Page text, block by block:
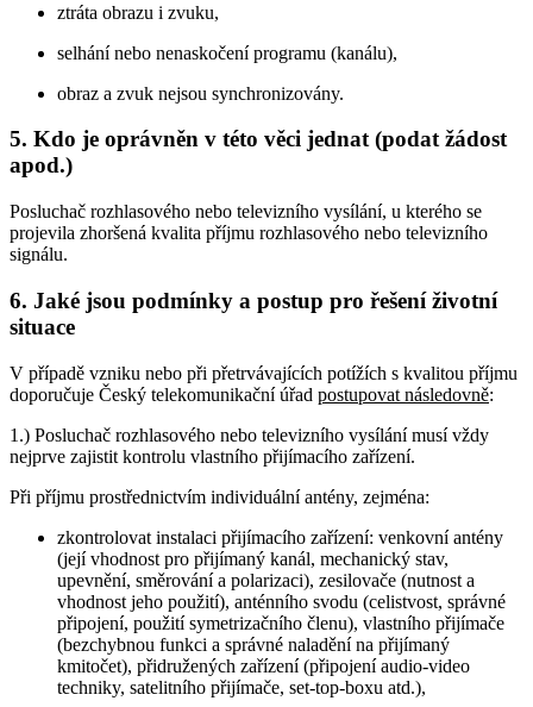
ztráta obrazu i zvuku,
selhání nebo nenaskočení programu (kanálu),
obraz a zvuk nejsou synchronizovány.
5. Kdo je oprávněn v této věci jednat (podat žádost
apod.)
Posluchač rozhlasového nebo televizního vysílání, u kterého se
projevila zhoršená kvalita příjmu rozhlasového nebo televizního
signálu.
6. Jaké jsou podmínky a postup pro řešení životní
situace
V případě vzniku nebo při přetrvávajících potížích s kvalitou příjmu
doporučuje Český telekomunikační úřad postupovat následovně:
1.) Posluchač rozhlasového nebo televizního vysílání musí vždy
nejprve zajistit kontrolu vlastního přijímacího zařízení.
Při příjmu prostřednictvím individuální antény, zejména:
zkontrolovat instalaci přijímacího zařízení: venkovní antény
(její vhodnost pro přijímaný kanál, mechanický stav,
upevnění, směrování a polarizaci), zesilovače (nutnost a
vhodnost jeho použití), anténního svodu (celistvost, správné
připojení, použití symetrizačního členu), vlastního přijímače
(bezchybnou funkci a správné naladění na přijímaný
kmitočet), přidružených zařízení (připojení audio-video
techniky, satelitního přijímače, set-top-boxu atd.),